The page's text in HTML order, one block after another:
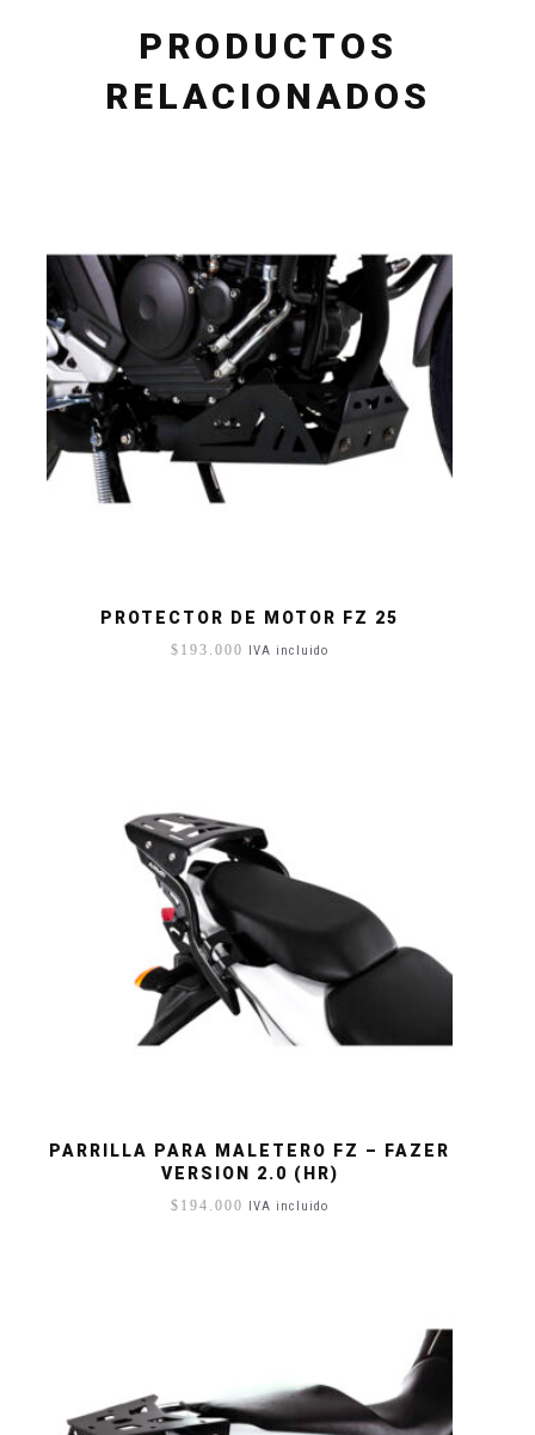
PRODUCTOS
RELACIONADOS
PROTECTOR DE MOTOR FZ 25
$ 193.000 IVA incluido
PARRILLA PARA MALETERO FZ – FAZER
VERSION 2.0 (HR)
$ 194.000 IVA incluido